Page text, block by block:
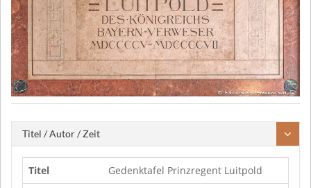
Titel / Autor / Zeit
Titel
Gedenktafel Prinzregent Luitpold